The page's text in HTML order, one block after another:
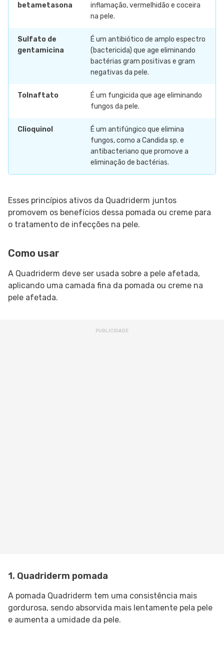
betametasona
inflamação, vermelhidão e coceira
na pele.
Sulfato de
gentamicina
É um antibiótico de amplo espectro
(bactericida) que age eliminando
bactérias gram positivas e gram
negativas da pele.
Tolnaftato
É um fungicida que age eliminando
fungos da pele.
Clioquinol
É um antifúngico que elimina
fungos, como a Candida sp. e
antibacteriano que promove a
eliminação de bactérias.
Esses princípios ativos da Quadriderm juntos
promovem os benefícios dessa pomada ou creme para
o tratamento de infecções na pele.
Como usar
A Quadriderm deve ser usada sobre a pele afetada,
aplicando uma camada fina da pomada ou creme na
pele afetada.
1. Quadriderm pomada
A pomada Quadriderm tem uma consistência mais
gordurosa, sendo absorvida mais lentamente pela pele
e aumenta a umidade da pele.